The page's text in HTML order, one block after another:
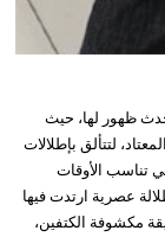
ظهور لها، حيث
لتتألق بإطلالات
تناسب الأوقات
عصرية ارتدت فيها
مكشوفة الكتفين،